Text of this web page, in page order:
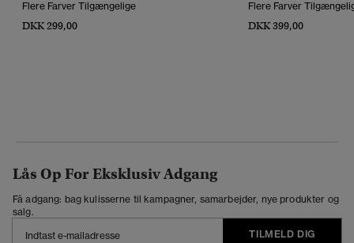
Flere Farver Tilgængelige
DKK 299,00
Flere Farver
DKK 399,00
Lås Op For Eksklusiv Adgang
Få adgang: bag kulisserne til kampagner, samarbejder, nye produkter og
salg.
TILMELD DIG